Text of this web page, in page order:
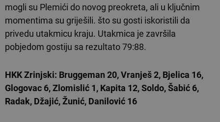
mogli su Plemići do novog preokreta, ali u ključnim
momentima su griješili. što su gosti iskoristili da
privedu utakmicu kraju. Utakmica je završila
pobjedom gostiju sa rezultato 79:88.
HKK Zrinjski: Bruggeman 20, Vranješ 2, Bjelica 16,
Glogovac 6, Zlomislić 1, Kapita 12, Soldo, Šabić 6,
Radak, Džajić, Žunić, Danilović 16